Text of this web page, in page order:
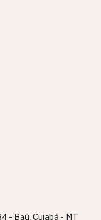
- Baú, Cuiabá - MT